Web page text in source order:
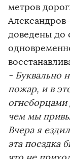
метров
доведены до
- Буквально
пожар, и в
огнеборцами
чем мы
Вчера я
эта поездка